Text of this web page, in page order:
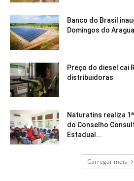
Banco do Brasil
Domingos do
Preço do diesel cai
distribuidoras
Naturatins realiza
do Conselho
Estadual...
Carregar mais